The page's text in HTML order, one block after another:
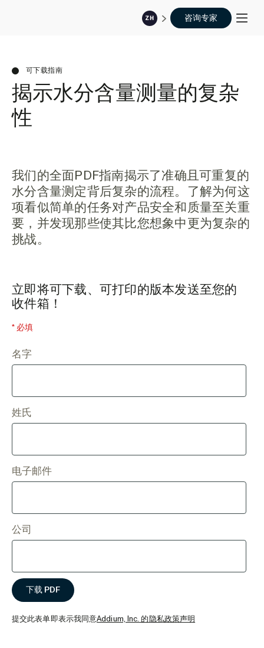
ZH 咨询专家
可下载指南
揭示水分含量测量的复杂
性
我们的全面PDF指南揭示了准确且可重复的
水分含量测定背后复杂的流程。了解为何这
项看似简单的任务对产品安全和质量至关重
要，并发现那些使其比您想象中更为复杂的
挑战。
立即将可下载、可打印的版本发送至您的
收件箱！
* 必填
名字
姓氏
电子邮件
公司
提交此表单即表示我同意Addium, Inc. 的隐私政策声明